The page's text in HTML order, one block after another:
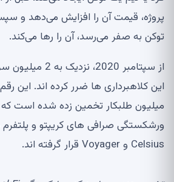
پروژه، قیمت آن را افزایش می‌دهد و
توکن به صفر می‌رسد، آن را رها می‌کند.
از سپتامبر 2020،
میلیون طلبکار تخمین زده شده است که
Celsius و Voyager قرار گرفته اند.